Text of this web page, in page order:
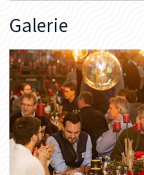
Galerie